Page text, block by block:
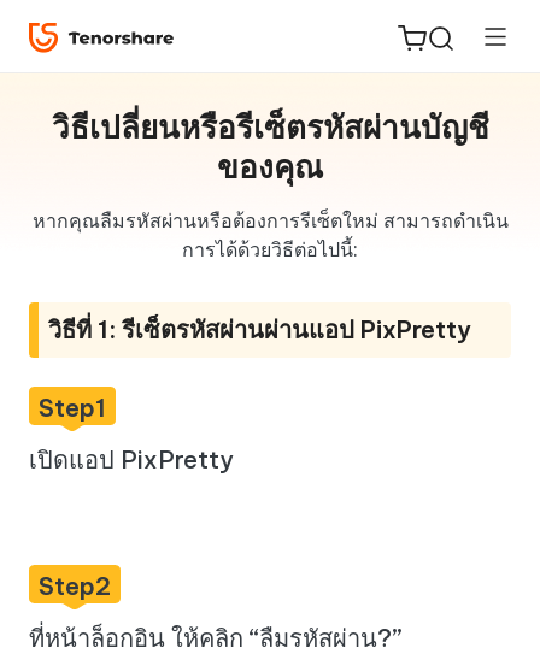
ReiBoot
Tenorshare
PDNob
New
iAnyGo
วิธีเปลี่ยนหรือรีเซ็ตรหัสผ่านบัญชี
ของคุณ
หากคุณลืมรหัสผ่านหรือต้องการรีเซ็ตใหม่ สามารถดำเนิน
การได้ด้วยวิธีต่อไปนี้:
วิธีที่ 1: รีเซ็ตรหัสผ่านผ่านแอป PixPretty
Step1
เปิดแอป PixPretty
Step2
ที่หน้าล็อกอิน ให้คลิก “ลืมรหัสผ่าน?”